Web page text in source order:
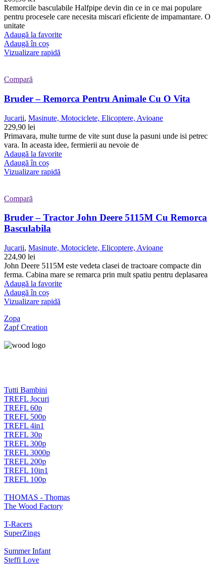
Remorcile basculabile Halfpipe devin din ce in ce mai populare
pentru procesele care necesita miscari eficiente de impamantare. O
unitate
Adaugă la favorite
Adaugă în coș
Vizualizare rapidă
Compară
Bruder – Remorca Pentru Animale Cu O Vita
Jucarii, Masinute, Motociclete, Elicoptere, Avioane
229,90 lei
Primavara, multe turme de vite sunt duse la pasuni unde isi petrec
vara. In aceasta idee, fermierii au nevoie de
Adaugă la favorite
Adaugă în coș
Vizualizare rapidă
Compară
Bruder – Tractor John Deere 5115M Cu Remorca
Basculabila
Jucarii, Masinute, Motociclete, Elicoptere, Avioane
224,90 lei
John Deere 5115M este vedeta clasei de tractoare compacte din
ferma. Cabina mare se remarca prin mult spatiu pentru deplasarea
Adaugă la favorite
Adaugă în coș
Vizualizare rapidă
Zopa
Zapf Creation
Tutti Bambini
TREFL Jocuri
TREFL 60p
TREFL 500p
TREFL 4in1
TREFL 30p
TREFL 300p
TREFL 3000p
TREFL 200p
TREFL 10in1
TREFL 100p
THOMAS - Thomas
The Wood Factory
T-Racers
SuperZings
Summer Infant
Steffi Love